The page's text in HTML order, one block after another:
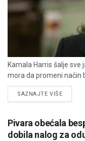
Kamala Harris šalje
mora da promeni način
SAZNAJTE VIŠEDETAILS
Pivara obećala
dobila nalog za